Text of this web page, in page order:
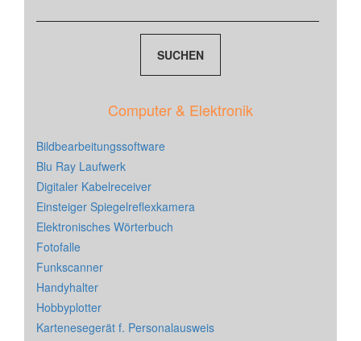
Computer & Elektronik
Bildbearbeitungssoftware
Blu Ray Laufwerk
Digitaler Kabelreceiver
Einsteiger Spiegelreflexkamera
Elektronisches Wörterbuch
Fotofalle
Funkscanner
Handyhalter
Hobbyplotter
Kartenesegerät f. Personalausweis